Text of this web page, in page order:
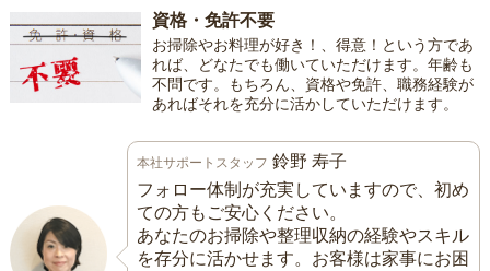
資格・免許不要
お掃除やお料理が好き！、得意！という方であ
れば、どなたでも働いていただけます。年齢も
不問です。もちろん、資格や免許、職務経験が
あればそれを充分に活かしていただけます。
本社サポートスタッフ 鈴野 寿子
フォロー体制が充実していますので、初め
ての方もご安心ください。
あなたのお掃除や整理収納の経験やスキル
を存分に活かせます。お客様は家事にお困